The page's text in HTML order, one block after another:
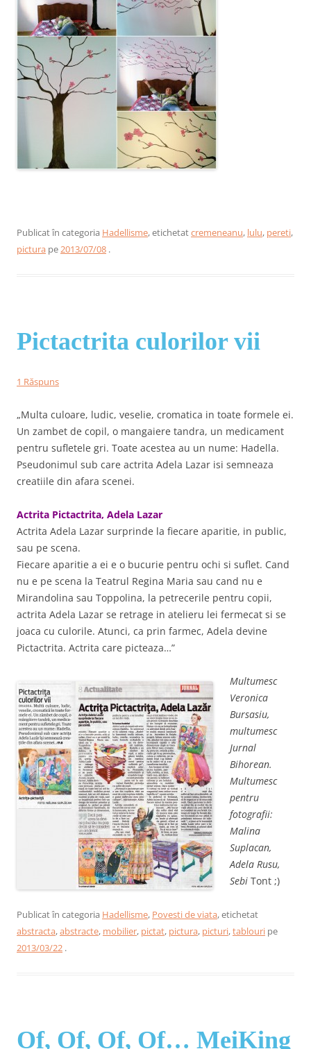
Publicat în categoria Hadellisme, etichetatcremeneanu, lulu, pereti,
pictura pe2013/07/08 .
Pictactrita culorilor vii
1 Răspuns
„Multa culoare, ludic, veselie, cromatica in toate formele ei.
Un zambet de copil, o mangaiere tandra, un medicament
pentru sufletele gri. Toate acestea au un nume: Hadella.
Pseudonimul sub care actrita Adela Lazar isi semneaza
creatiile din afara scenei.
Actrita Pictactrita, Adela Lazar
Actrita Adela Lazar surprinde la fiecare aparitie, in public,
sau pe scena.
Fiecare aparitie a ei e o bucurie pentru ochi si suflet. Cand
nu e pe scena la Teatrul Regina Maria sau cand nu e
Mirandolina sau Toppolina, la petrecerile pentru copii,
actrita Adela Lazar se retrage in atelieru lei fermecat si se
joaca cu culorile. Atunci, ca prin farmec, Adela devine
Pictactrita. Actrita care picteaza…”
Multumesc
Veronica
Bursasiu,
multumesc
Jurnal
Bihorean.
Multumesc
pentru
fotografii:
Malina
Suplacan,
Adela Rusu,
Sebi Tont ;)
Publicat în categoria Hadellisme, Povesti de viata, etichetat
abstracta,abstracte, mobilier, pictat, pictura, picturi,tablouri pe
2013/03/22 .
Of, Of, Of, Of… MeiKing